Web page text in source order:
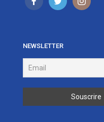
NEWSLETTER